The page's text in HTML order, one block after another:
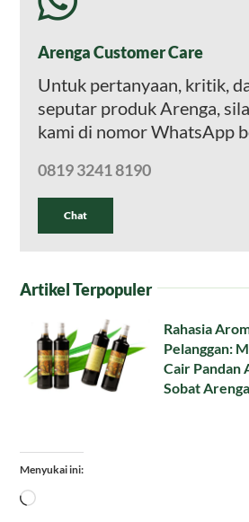
Arenga Customer Care
Untuk pertanyaan, kritik,
seputar produk Arenga,
kami di nomor WhatsApp
0819 3241 8190
Chat
Artikel Terpopuler
Rahasia
Pelanggan:
Cair Pandan
Sobat Arenga
Menyukai ini:
Memuat...